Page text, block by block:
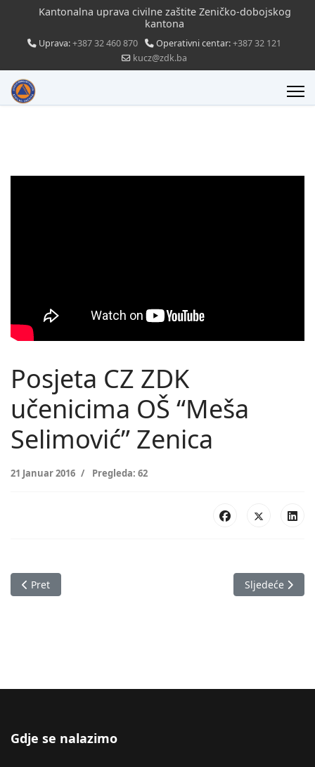
Kantonalna uprava civilne zaštite Zeničko-dobojskog
kantona
Uprava:+387 32 460 870 Operativni centar:+387 32 121
kucz@zdk.ba
Posjeta CZ ZDK
učenicima OŠ “Meša
Selimović” Zenica
21 Januar 2016 Pregleda: 62
Prethodni članak: Turnir u streljaštvu povodom
Pret Sljedeći
Sljedeće
Gdje se nalazimo